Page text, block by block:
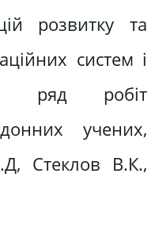
розвитку та
систем і
ряд робіт
учених,
Стеклов В.К.,